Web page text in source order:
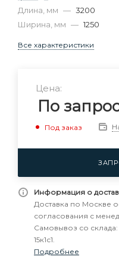
Длина, мм — 3200
Ширина, мм — 1250
Все характеристики
Цена:
По
Под заказ
Информация о
Доставка по Москве
согласования с
Самовывоз со
15к1с1.
Подробнее